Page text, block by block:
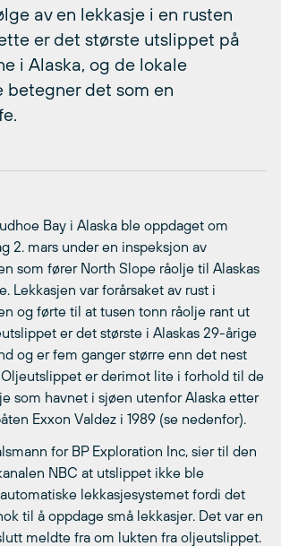
av en lekkasje i en rusten
er det største utslippet på
i Alaska, og de lokale
betegner det som en
Bay i Alaska ble oppdaget om
2. mars under en inspeksjon av
som fører North Slope råolje til Alaskas
Lekkasjen var forårsaket av rust i
og førte til at tusen tonn råolje rant ut
er det største i Alaskas 29-årige
og er fem ganger større enn det nest
er derimot lite i forhold til de
som havnet i sjøen utenfor Alaska etter
Exxon Valdez i 1989 (se nedenfor).
for BP Exploration Inc, sier til den
NBC at utslippet ikke ble
lekkasjesystemet fordi det
til å oppdage små lekkasjer. Det var en
meldte fra om lukten fra oljeutslippet.